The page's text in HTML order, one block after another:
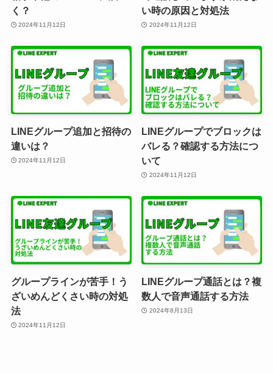
く？
2024年11月12日
い時の原因と対処法
2024年11月12日
LINEグループ追加と招待の
違いは？
2024年11月12日
LINEグループでブロックは
バレる？確認する方法につ
いて
2024年11月12日
グループラインが苦手！う
ざいめんどくさい時の対処
法
2024年11月12日
LINEグループ通話とは？複
数人で音声通話する方法
2024年8月13日